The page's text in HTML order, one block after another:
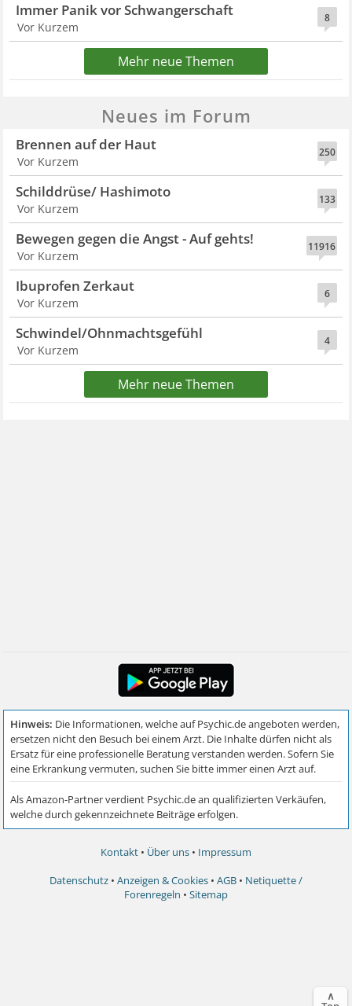
8
Immer Panik vor Schwangerschaft
Vor Kurzem
Mehr neue Themen
Neues im Forum
250
Brennen auf der Haut
Vor Kurzem
133
Schilddrüse/ Hashimoto
Vor Kurzem
11916
Bewegen gegen die Angst - Auf gehts!
Vor Kurzem
6
Ibuprofen Zerkaut
Vor Kurzem
4
Schwindel/Ohnmachtsgefühl
Vor Kurzem
Mehr neue Themen
Kontakt • Über uns • Impressum
Datenschutz • Anzeigen & Cookies • AGB • Netiquette /
Forenregeln • Sitemap
∧